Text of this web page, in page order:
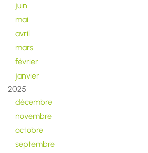
juin
mai
avril
mars
février
janvier
2025
décembre
novembre
octobre
septembre